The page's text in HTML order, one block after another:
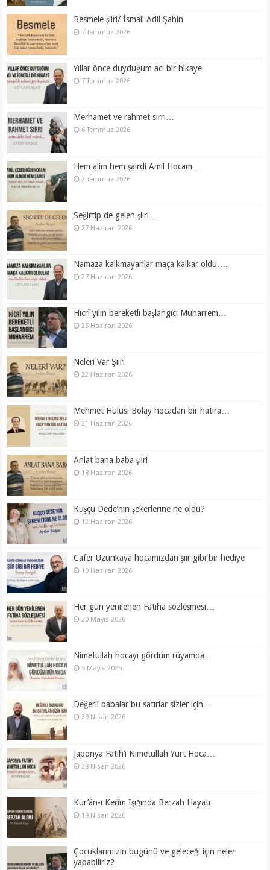
Besmele şiiri/ İsmail Adil Şahin
7 Temmuz 2026
Yıllar önce duyduğum acı bir hikaye
7 Temmuz 2026
Merhamet ve rahmet sırrı…
6 Temmuz 2026
Hem alim hem şairdi Amil Hocam…
2 Temmuz 2026
Seğirtip de gelen şiiri…
27 Haziran 2026
Namaza kalkmayanlar maça kalkar oldu….
27 Haziran 2026
Hicrî yılın bereketli başlangıcı Muharrem…
25 Haziran 2026
Neleri Var Şiiri
22 Haziran 2026
Mehmet Hulusi Bolay hocadan bir hatıra…
21 Haziran 2026
Anlat bana baba şiiri
18 Haziran 2026
Kuşçu Dede’nin şekerlerine ne oldu?
12 Haziran 2026
Cafer Uzunkaya hocamızdan şiir gibi bir hediye
10 Haziran 2026
Her gün yenilenen Fatiha sözleşmesi…
20 Mayıs 2026
Nimetullah hocayı gördüm rüyamda…
5 Mayıs 2026
Değerli babalar bu satırlar sizler için…
29 Nisan 2026
Japonya Fatih’i Nimetullah Yurt Hoca…
28 Nisan 2026
Kur’ân-ı Kerîm Işığında Berzah Hayatı
19 Nisan 2026
Çocuklarımızın bugünü ve geleceği için neler
yapabiliriz?